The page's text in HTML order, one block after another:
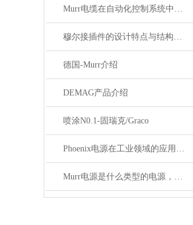
Murr电缆在自动化控制系统中的应用
穆尔接插件的设计特点与结构优化
德国-Murr介绍
DEMAG产品介绍
喷涂N0.1-固瑞克/Graco
Phoenix电源在工业领域的应用与优势
Murr电源是什么类型的电源，主要用于哪些领域？